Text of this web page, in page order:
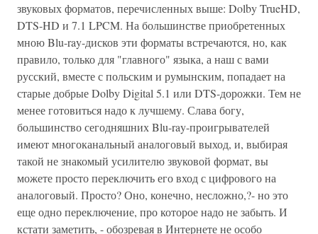
звуковых форматов, перечисленных выше: Dolby TrueHD,
DTS-HD и 7.1 LPCM. На большинстве приобретенных
мною Blu-ray-дисков эти форматы встречаются, но, как
правило, только для "главного" языка, а наш с вами
русский, вместе с польским и румынским, попадает на
старые добрые Dolby Digital 5.1 или DTS-дорожки. Тем не
менее готовиться надо к лучшему. Слава богу,
большинство сегодняшних Blu-ray-проигрывателей
имеют многоканальный аналоговый выход, и, выбирая
такой не знакомый усилителю звуковой формат, вы
можете просто переключить его вход с цифрового на
аналоговый. Просто? Оно, конечно, несложно,?- но это
еще одно переключение, про которое надо не забыть. И
кстати заметить, - обозревая в Интернете не особо